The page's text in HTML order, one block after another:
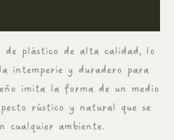
de plástico de alta calidad, lo
intemperie y duradero para
imita la forma de un medio
rústico y natural que se
cualquier ambiente.